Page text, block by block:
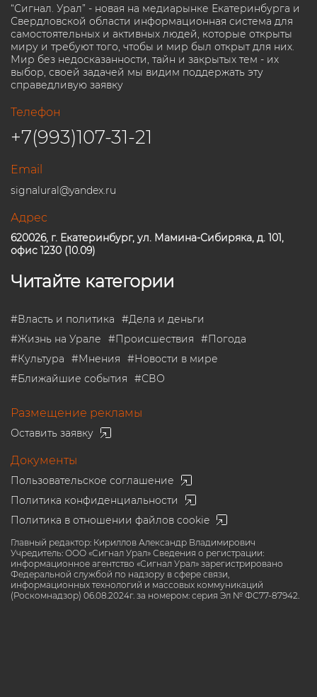
“Сигнал. Урал” - новая на медиарынке Екатеринбурга и
Свердловской области информационная система для
самостоятельных и активных людей, которые открыты
миру и требуют того, чтобы и мир был открыт для них.
Мир без недосказанности, тайн и закрытых тем - их
выбор, своей задачей мы видим поддержать эту
справедливую заявку
Телефон
+7(993)107-31-21
Email
signalural@yandex.ru
Адрес
620026, г. Екатеринбург, ул. Мамина-Сибиряка, д. 101,
офис 1230 (10.09)
Читайте категории
#Власть и политика #Дела и деньги
#Жизнь на Урале #Происшествия #Погода
#Культура #Мнения #Новости в мире
#Ближайшие события #СВО
Размещение рекламы
Оставить заявку
Документы
Пользовательское соглашение
Политика конфиденциальности
Политика в отношении файлов cookie
Главный редактор: Кириллов Александр Владимирович
Учредитель: ООО «Сигнал Урал» Сведения о регистрации:
информационное агентство «Сигнал Урал» зарегистрировано
Федеральной службой по надзору в сфере связи,
информационных технологий и массовых коммуникаций
(Роскомнадзор) 06.08.2024г. за номером: серия Эл № ФС77-87942.